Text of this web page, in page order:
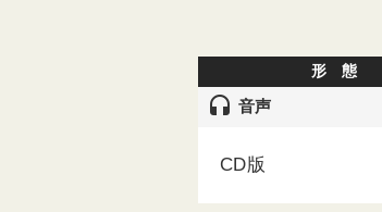
形 態
headset 音声
CD版